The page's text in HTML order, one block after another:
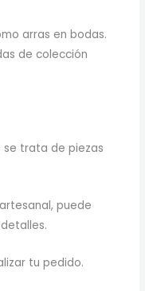
arras en bodas.
de colección
se trata de piezas
puede
tu pedido.